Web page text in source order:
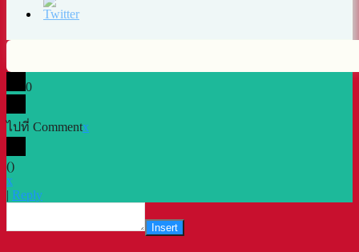
0
ไปที่ Commentx
()
x
| Reply
Insert